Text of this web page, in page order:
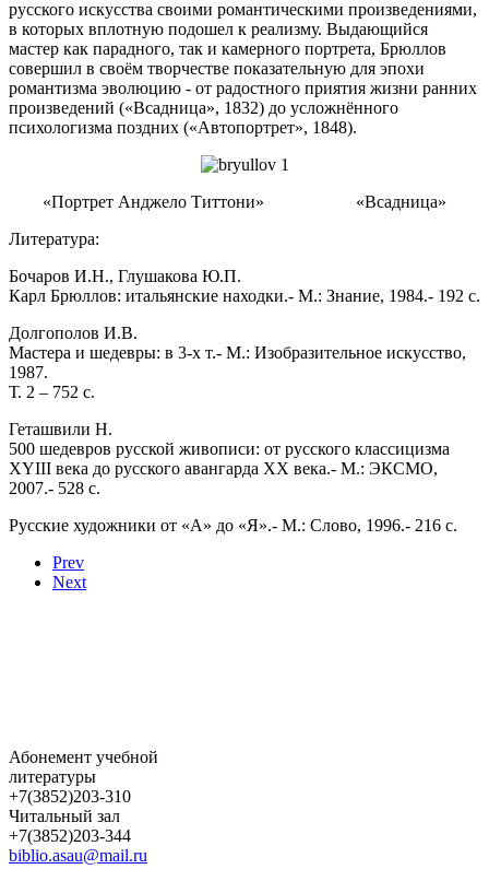
русского искусства своими романтическими произведениями,
в которых вплотную подошел к реализму. Выдающийся
мастер как парадного, так и камерного портрета, Брюллов
совершил в своём творчестве показательную для эпохи
романтизма эволюцию - от радостного приятия жизни ранних
произведений («Всадница», 1832) до усложнённого
психологизма поздних («Автопортрет», 1848).
«Портрет Анджело Титтони» «Всадница»
Литература:
Бочаров И.Н., Глушакова Ю.П.
Карл Брюллов: итальянские находки.- М.: Знание, 1984.- 192 с.
Долгополов И.В.
Мастера и шедевры: в 3-х т.- М.: Изобразительное искусство,
1987.
Т. 2 – 752 с.
Геташвили Н.
500 шедевров русской живописи: от русского классицизма
XYIII века до русского авангарда XX века.- М.: ЭКСМО,
2007.- 528 с.
Русские художники от «А» до «Я».- М.: Слово, 1996.- 216 с.
Prev
Next
Абонемент учебной
литературы
+7(3852)203-310
Читальный зал
+7(3852)203-344
biblio.asau@mail.ru